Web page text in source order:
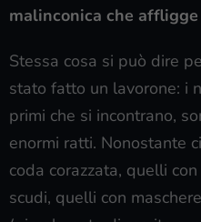
malinconica che
Stessa cosa si può dire
stato fatto un lavorone: i
primi che si incontrano,
enormi ratti. Nonostante
coda corazzata, quelli
scudi, quelli con